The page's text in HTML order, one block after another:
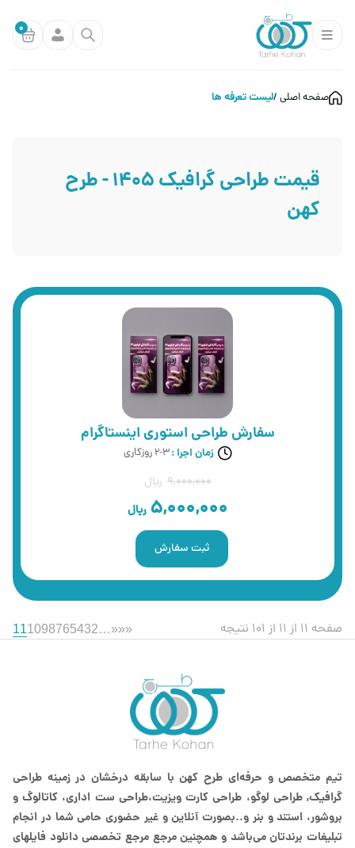
0
صفحه اصلی لیست تعرفه ها
قیمت طراحی گرافیک 1405 - طرح
کهن
سفارش طراحی استوری اینستاگرام
زمان اجرا :2-3 روزکاری
9,000,000 ریال
5,000,000 ریال
ثبت سفارش
صفحه 11 از 11 از 101 نتیجه ««
«
…
2
3
4
5
6
7
8
9
10
11
تیم متخصص و حرفه‌ای طرح کهن با سابقه درخشان در زمینه طراحی
گرافیک, طراحی لوگو، طراحی کارت ویزیت،طراحی ست اداری، کاتالوگ و
بروشور، استند و بنر و..بصورت آنلاین و غیر حضوری حامی شما در انجام
تبلیغات برندتان می‌باشد و همچنین مرجع مرجع تخصصی دانلود فایلهای